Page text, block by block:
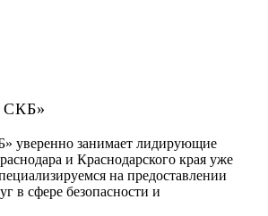
СКБ»
уверенно занимает лидирующие
и Краснодарского края уже
на предоставлении
в сфере безопасности и